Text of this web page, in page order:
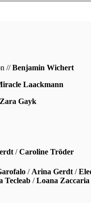
//Benjamin Wichert
Laackmann
Zara Gayk
/Caroline Tröder
/Arina Gerdt/
Tecleab /Loana Zaccaria